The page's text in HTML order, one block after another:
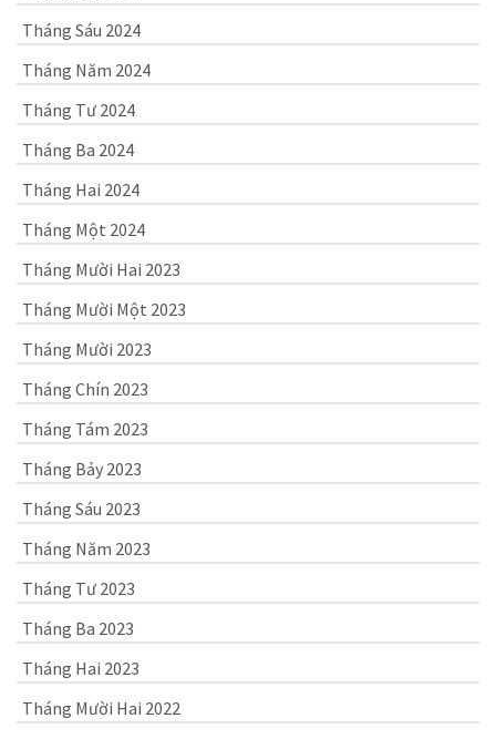
Tháng Sáu 2024
Tháng Năm 2024
Tháng Tư 2024
Tháng Ba 2024
Tháng Hai 2024
Tháng Một 2024
Tháng Mười Hai 2023
Tháng Mười Một 2023
Tháng Mười 2023
Tháng Chín 2023
Tháng Tám 2023
Tháng Bảy 2023
Tháng Sáu 2023
Tháng Năm 2023
Tháng Tư 2023
Tháng Ba 2023
Tháng Hai 2023
Tháng Mười Hai 2022